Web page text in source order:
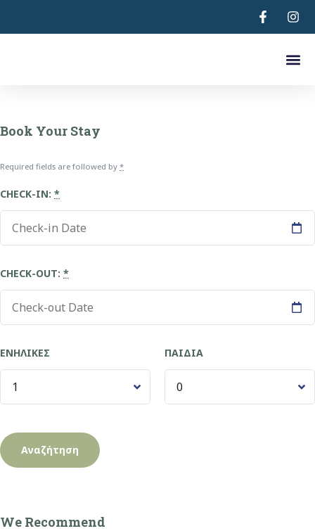
Book Your Stay
Required fields are followed by *
CHECK-IN: *
CHECK-OUT: *
ΕΝΉΛΙΚΕΣ ΠΑΙΔΙΆ
We Recommend